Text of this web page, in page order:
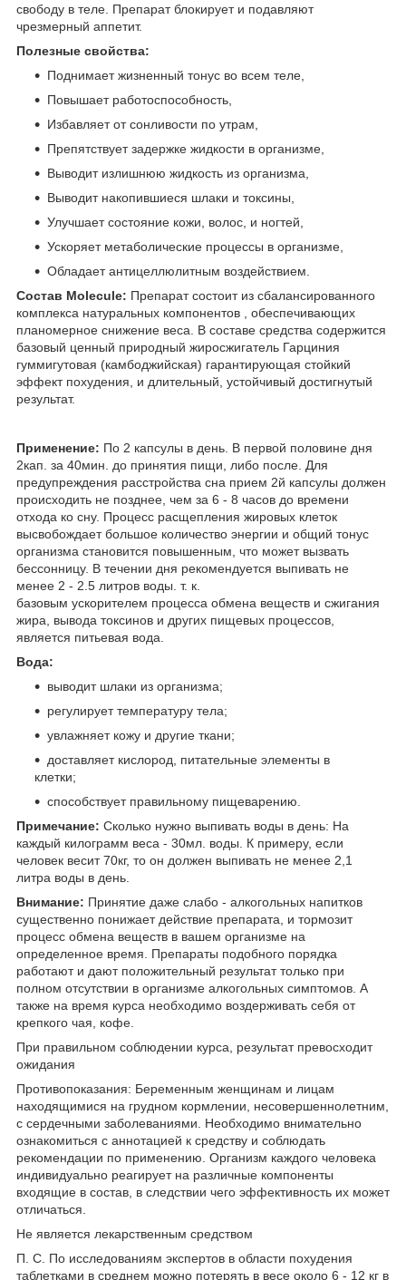
свободу в теле. Препарат блокирует и подавляют
чрезмерный аппетит.
Полезные свойства:
Поднимает жизненный тонус во всем теле,
Повышает работоспособность,
Избавляет от сонливости по утрам,
Препятствует задержке жидкости в организме,
Выводит излишнюю жидкость из организма,
Выводит накопившиеся шлаки и токсины,
Улучшает состояние кожи, волос, и ногтей,
Ускоряет метаболические процессы в организме,
Обладает антицеллюлитным воздействием.
Состав Molecule: Препарат состоит из сбалансированного
комплекса натуральных компонентов , обеспечивающих
планомерное снижение веса. В составе средства содержится
базовый ценный природный жиросжигатель Гарциния
гуммигутовая (камбоджийская) гарантирующая стойкий
эффект похудения, и длительный, устойчивый достигнутый
результат.
Применение: По 2 капсулы в день. В первой половине дня
2кап. за 40мин. до принятия пищи, либо после. Для
предупреждения расстройства сна прием 2й капсулы должен
происходить не позднее, чем за 6 - 8 часов до времени
отхода ко сну. Процесс расщепления жировых клеток
высвобождает большое количество энергии и общий тонус
организма становится повышенным, что может вызвать
бессонницу. В течении дня рекомендуется выпивать не
менее 2 - 2.5 литров воды. т. к.
базовым ускорителем процесса обмена веществ и сжигания
жира, вывода токсинов и других пищевых процессов,
является питьевая вода.
Вода:
выводит шлаки из организма;
регулирует температуру тела;
увлажняет кожу и другие ткани;
доставляет кислород, питательные элементы в
клетки;
способствует правильному пищеварению.
Примечание: Сколько нужно выпивать воды в день: На
каждый килограмм веса - 30мл. воды. К примеру, если
человек весит 70кг, то он должен выпивать не менее 2,1
литра воды в день.
Внимание: Принятие даже слабо - алкогольных напитков
существенно понижает действие препарата, и тормозит
процесс обмена веществ в вашем организме на
определенное время. Препараты подобного порядка
работают и дают положительный результат только при
полном отсутствии в организме алкогольных симптомов. А
также на время курса необходимо воздерживать себя от
крепкого чая, кофе.
При правильном соблюдении курса, результат превосходит
ожидания
Противопоказания: Беременным женщинам и лицам
находящимися на грудном кормлении, несовершеннолетним,
с сердечными заболеваниями. Необходимо внимательно
ознакомиться с аннотацией к средству и соблюдать
рекомендации по применению. Организм каждого человека
индивидуально реагирует на различные компоненты
входящие в состав, в следствии чего эффективность их может
отличаться.
Не является лекарственным средством
П. С. По исследованиям экспертов в области похудения
таблетками в среднем можно потерять в весе около 6 - 12 кг в